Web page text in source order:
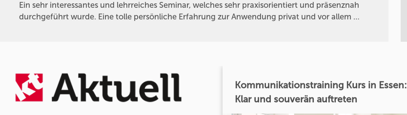
Ein sehr interessantes und lehrreiches Seminar, welches sehr praxisorientiert und präsenznah
durchgeführt wurde. Eine tolle persönliche Erfahrung zur Anwendung privat und vor allem …
Kommunikationstraining Kurs in Essen:
Klar und souverän auftreten